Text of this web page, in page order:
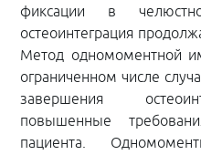
фиксации в
остеоинтеграция
Метод одномоментной
ограниченном числе
завершения
повышенные
пациента.